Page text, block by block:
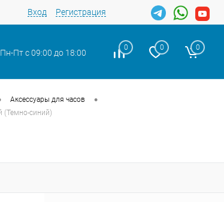
Вход Регистрация
Пн-Пт с 09:00 до 18:00
0 0 0
Аксессуары для часов •
(Темно-синий)